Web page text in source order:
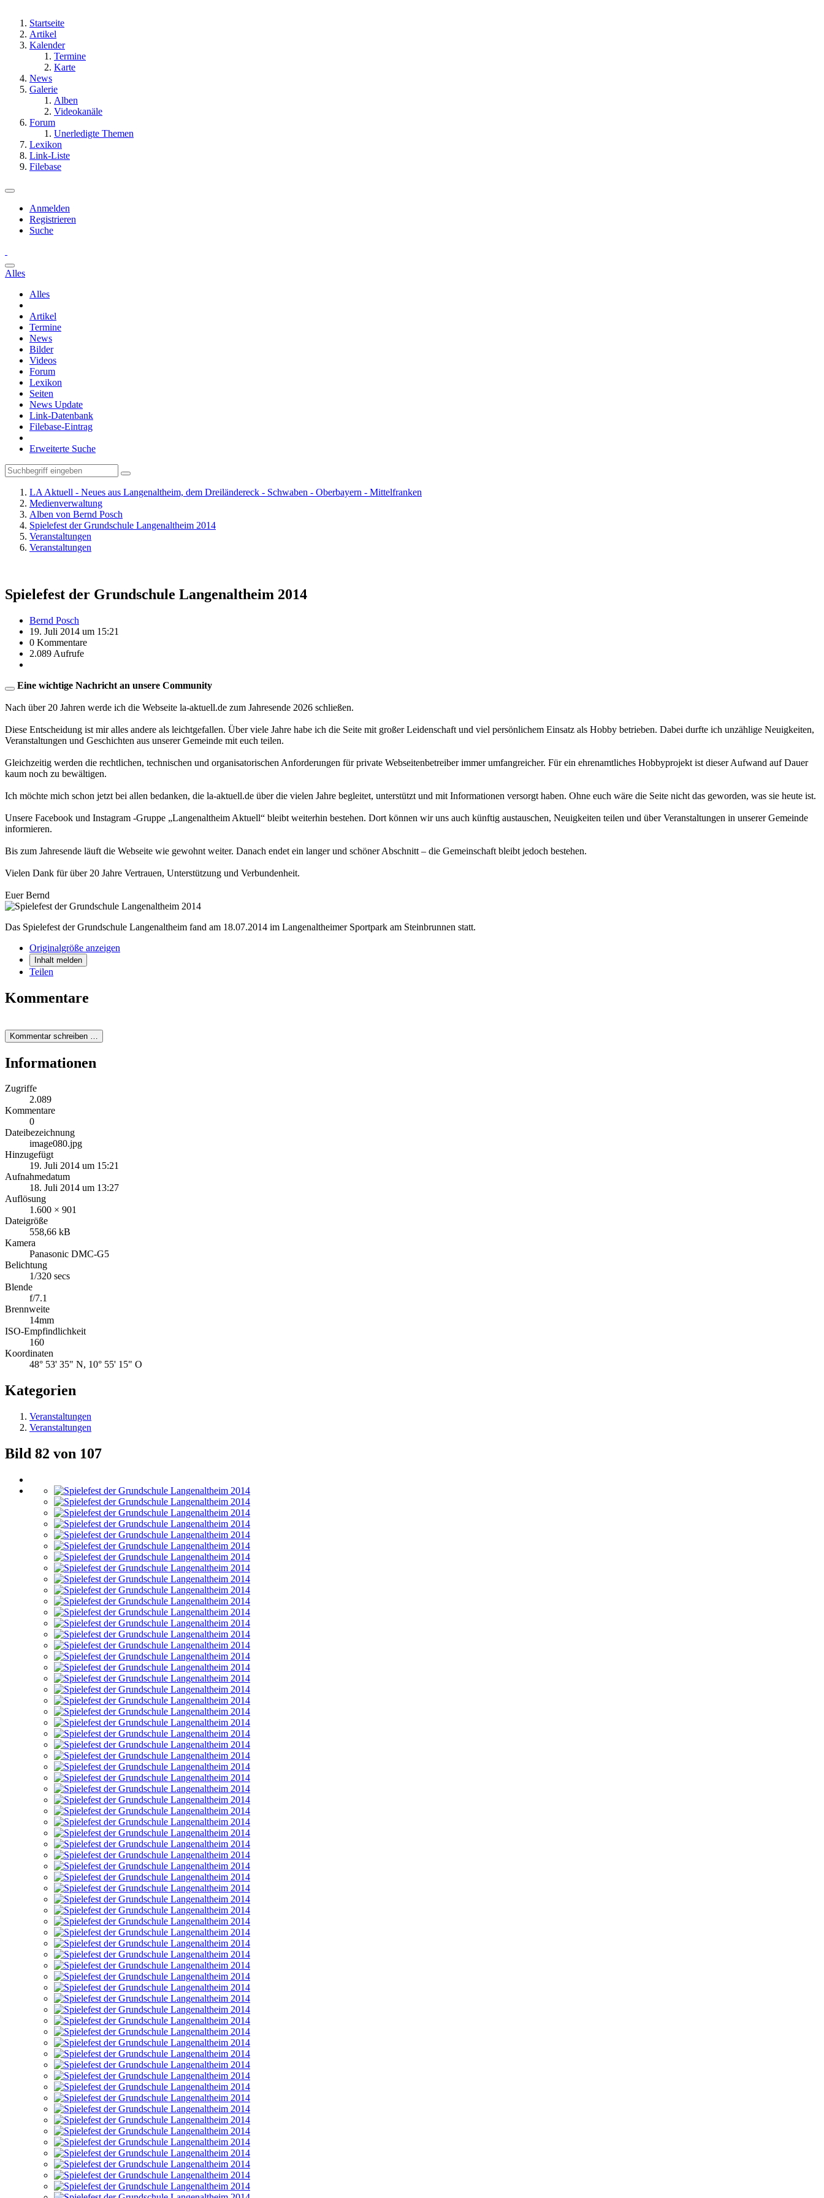
Startseite
Artikel
Kalender
Termine
Karte
News
Galerie
Alben
Videokanäle
Forum
Unerledigte Themen
Lexikon
Link-Liste
Filebase
Anmelden
Registrieren
Suche
Alles
Alles
Artikel
Termine
News
Bilder
Videos
Forum
Lexikon
Seiten
News Update
Link-Datenbank
Filebase-Eintrag
Erweiterte Suche
LA Aktuell - Neues aus Langenaltheim, dem Dreiländereck - Schwaben - Oberbayern - Mittelfranken
Medienverwaltung
Alben von Bernd Posch
Spielefest der Grundschule Langenaltheim 2014
Veranstaltungen
Veranstaltungen
Spielefest der Grundschule Langenaltheim 2014
Bernd Posch
19. Juli 2014 um 15:21
0 Kommentare
2.089 Aufrufe
Eine wichtige Nachricht an unsere Community
Nach über 20 Jahren werde ich die Webseite la-aktuell.de zum Jahresende 2026 schließen.
Diese Entscheidung ist mir alles andere als leichtgefallen. Über viele Jahre habe ich die Seite mit großer Leidenschaft und viel persönlichem Einsatz als Hobby betrieben. Dabei durfte ich unzählige Neuigkeiten,
Veranstaltungen und Geschichten aus unserer Gemeinde mit euch teilen.
Gleichzeitig werden die rechtlichen, technischen und organisatorischen Anforderungen für private Webseitenbetreiber immer umfangreicher. Für ein ehrenamtliches Hobbyprojekt ist dieser Aufwand auf Dauer
kaum noch zu bewältigen.
Ich möchte mich schon jetzt bei allen bedanken, die la-aktuell.de über die vielen Jahre begleitet, unterstützt und mit Informationen versorgt haben. Ohne euch wäre die Seite nicht das geworden, was sie heute ist.
Unsere Facebook und Instagram -Gruppe „Langenaltheim Aktuell“ bleibt weiterhin bestehen. Dort können wir uns auch künftig austauschen, Neuigkeiten teilen und über Veranstaltungen in unserer Gemeinde
informieren.
Bis zum Jahresende läuft die Webseite wie gewohnt weiter. Danach endet ein langer und schöner Abschnitt – die Gemeinschaft bleibt jedoch bestehen.
Vielen Dank für über 20 Jahre Vertrauen, Unterstützung und Verbundenheit.
Euer Bernd
Das Spielefest der Grundschule Langenaltheim fand am 18.07.2014 im Langenaltheimer Sportpark am Steinbrunnen statt.
Originalgröße anzeigen
Inhalt melden
Teilen
Kommentare
Kommentar schreiben …
Informationen
Zugriffe
2.089
Kommentare
0
Dateibezeichnung
image080.jpg
Hinzugefügt
19. Juli 2014 um 15:21
Aufnahmedatum
18. Juli 2014 um 13:27
Auflösung
1.600 × 901
Dateigröße
558,66 kB
Kamera
Panasonic DMC-G5
Belichtung
1/320 secs
Blende
f/7.1
Brennweite
14mm
ISO-Empfindlichkeit
160
Koordinaten
48° 53' 35" N, 10° 55' 15" O
Kategorien
Veranstaltungen
Veranstaltungen
Bild 82 von 107